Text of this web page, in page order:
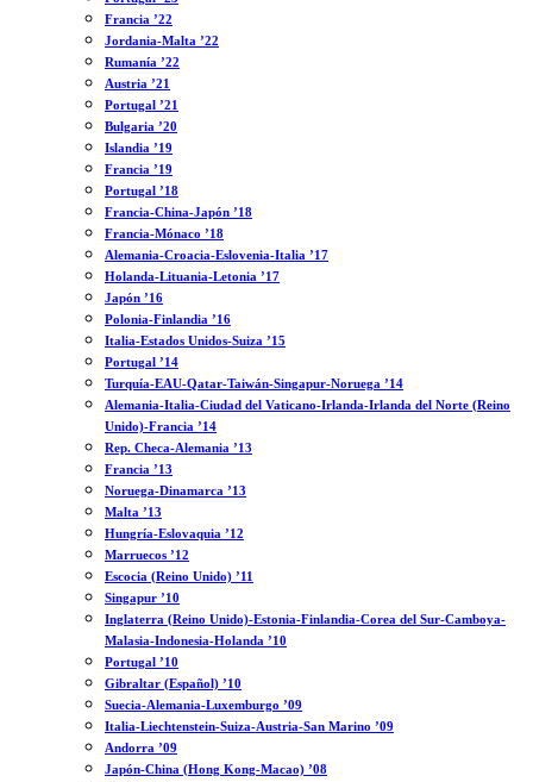
Francia ’22
Jordania-Malta ’22
Rumanía ’22
Austria ’21
Portugal ’21
Bulgaria ’20
Islandia ’19
Francia ’19
Portugal ’18
Francia-China-Japón ’18
Francia-Mónaco ’18
Alemania-Croacia-Eslovenia-Italia ’17
Holanda-Lituania-Letonia ’17
Japón ’16
Polonia-Finlandia ’16
Italia-Estados Unidos-Suiza ’15
Portugal ’14
Turquía-EAU-Qatar-Taiwán-Singapur-Noruega ’14
Alemania-Italia-Ciudad del Vaticano-Irlanda-Irlanda del Norte (Reino
Unido)-Francia ’14
Rep. Checa-Alemania ’13
Francia ’13
Noruega-Dinamarca ’13
Malta ’13
Hungría-Eslovaquia ’12
Marruecos ’12
Escocia (Reino Unido) ’11
Singapur ’10
Inglaterra (Reino Unido)-Estonia-Finlandia-Corea del Sur-Camboya-
Malasia-Indonesia-Holanda ’10
Portugal ’10
Gibraltar (Español) ’10
Suecia-Alemania-Luxemburgo ’09
Italia-Liechtenstein-Suiza-Austria-San Marino ’09
Andorra ’09
Japón-China (Hong Kong-Macao) ’08